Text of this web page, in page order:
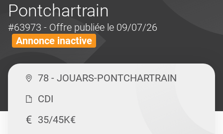
Pontchartrain
#63973 - Offre publiée le 09/07/26
Annonce inactive
78 - JOUARS-PONTCHARTRAIN
CDI
35/45K€